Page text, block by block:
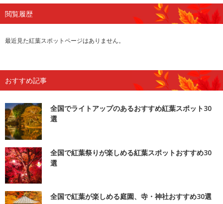
閲覧履歴
最近見た紅葉スポットページはありません。
おすすめ記事
全国でライトアップのあるおすすめ紅葉スポット30
選
全国で紅葉祭りが楽しめる紅葉スポットおすすめ30
選
全国で紅葉が楽しめる庭園、寺・神社おすすめ30選